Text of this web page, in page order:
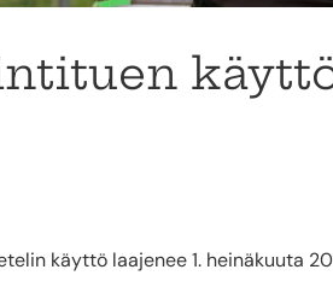
käyttö laajenee 1. heinäkuuta